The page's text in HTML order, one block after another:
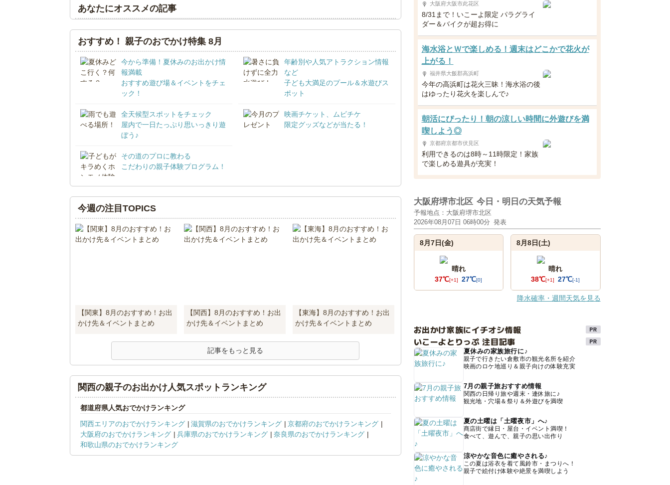
あなたにオススメの記事
おすすめ！ 親子のおでかけ特集 8月
今から準備！夏休みのお出かけ情
報満載
おすすめ遊び場＆イベントをチェ
ック！
年齢別や人気アトラクション情報
など
子ども大満足のプール＆水遊びス
ポット
全天候型スポットをチェック
屋内で一日たっぷり思いっきり遊
ぼう♪
映画チケット、ムビチケ
限定グッズなどが当たる！
その道のプロに教わる
こだわりの親子体験プログラム！
今週の注目TOPICS
【関東】8月のおすすめ！お出
かけ先＆イベントまとめ
【関西】8月のおすすめ！お出
かけ先＆イベントまとめ
【東海】8月のおすすめ！お出
かけ先＆イベントまとめ
記事をもっと見る
関西の親子のお出かけ人気スポットランキング
都道府県人気おでかけランキング
関西エリアのおでかけランキング
滋賀県のおでかけランキング
京都府のおでかけランキング
大阪府のおでかけランキング
兵庫県のおでかけランキング
奈良県のおでかけランキング
和歌山県のおでかけランキング
大阪府大阪市此花区
8/31まで！いこーよ限定 パラグライ
ダー＆バイクが超お得に
海水浴とＷで楽しめる！週末はどこかで花火が
上がる！
福井県大飯郡高浜町
今年の高浜町は花火三昧！海水浴の後
はゆったり花火を楽しんで♪
朝活にぴったり！朝の涼しい時間に外遊びを満
喫しよう◎
京都府京都市伏見区
利用できるのは8時～11時限定！家族
で楽しめる遊具が充実！
大阪府堺市北区 今日・明日の天気予報
予報地点：大阪府堺市北区
2026年08月07日 06時00分 発表
8月7日(金)
晴れ
37℃[+1] 27℃[0]
8月8日(土)
晴れ
38℃[+1] 27℃[-1]
降水確率・週間天気を見る
お出かけ家族にイチオシ情報
いこーよとりっぷ 注目記事
夏休みの家族旅行に♪
親子で行きたい倉敷市の観光名所を紹介
映画のロケ地巡り＆親子向けの体験充実
7月の親子旅おすすめ情報
関西の日帰り旅や週末・連休旅に♪
観光地・穴場＆祭り＆外遊びを満喫
夏の土曜は「土曜夜市」へ♪
商店街で縁日・屋台・イベント満喫！
食べて、遊んで、親子の思い出作り
涼やかな音色に癒やされる♪
この夏は浴衣を着て風鈴市・まつりへ！
親子で絵付け体験や絶景を満喫しよう